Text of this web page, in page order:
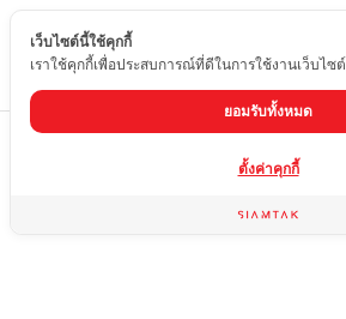
TH
เก้าอี้ไม้แท้
เว็บไซต์นี้ใช้คุกกี้
เราใช้คุกกี้เพื่อประสบการณ์ที่ดีในการใช้งานเว็บไซต์
ยอมรับทั้งหมด
ตั้งค่าคุกกี้